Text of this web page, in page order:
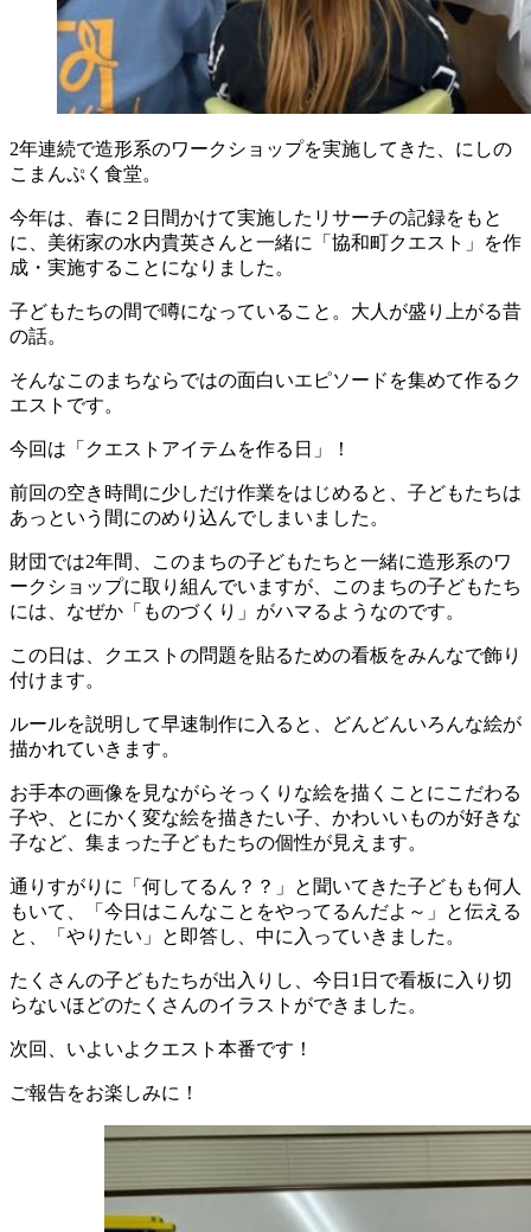
2年連続で造形系のワークショップを実施してきた、にしの
こまんぷく食堂。
今年は、春に２日間かけて実施したリサーチの記録をもと
に、美術家の水内貴英さんと一緒に「協和町クエスト」を作
成・実施することになりました。
子どもたちの間で噂になっていること。大人が盛り上がる昔
の話。
そんなこのまちならではの面白いエピソードを集めて作るク
エストです。
今回は「クエストアイテムを作る日」！
前回の空き時間に少しだけ作業をはじめると、子どもたちは
あっという間にのめり込んでしまいました。
財団では2年間、このまちの子どもたちと一緒に造形系のワ
ークショップに取り組んでいますが、このまちの子どもたち
には、なぜか「ものづくり」がハマるようなのです。
この日は、クエストの問題を貼るための看板をみんなで飾り
付けます。
ルールを説明して早速制作に入ると、どんどんいろんな絵が
描かれていきます。
お手本の画像を見ながらそっくりな絵を描くことにこだわる
子や、とにかく変な絵を描きたい子、かわいいものが好きな
子など、集まった子どもたちの個性が見えます。
通りすがりに「何してるん？？」と聞いてきた子どもも何人
もいて、「今日はこんなことをやってるんだよ～」と伝える
と、「やりたい」と即答し、中に入っていきました。
たくさんの子どもたちが出入りし、今日1日で看板に入り切
らないほどのたくさんのイラストができました。
次回、いよいよクエスト本番です！
ご報告をお楽しみに！